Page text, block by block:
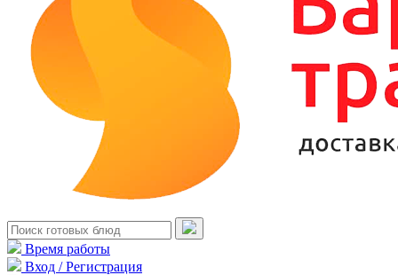
Время работы
Вход / Регистрация